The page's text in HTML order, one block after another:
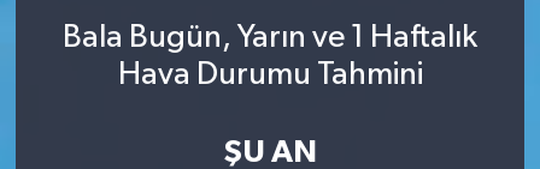
Bala Bugün, Yarın ve 1 Haftalık
Hava Durumu Tahmini
ŞU AN
Süper Lig Puan Durumu ve Fikstür
Son Dakika Haberleri